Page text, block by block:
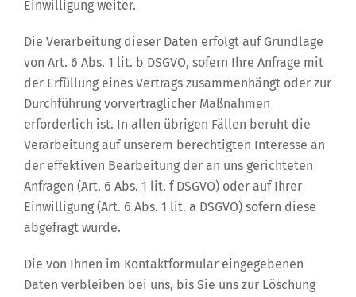
Einwilligung weiter.
Die Verarbeitung dieser Daten erfolgt auf Grundlage
von Art. 6 Abs. 1 lit. b DSGVO, sofern Ihre Anfrage mit
der Erfüllung eines Vertrags zusammenhängt oder zur
Durchführung vorvertraglicher Maßnahmen
erforderlich ist. In allen übrigen Fällen beruht die
Verarbeitung auf unserem berechtigten Interesse an
der effektiven Bearbeitung der an uns gerichteten
Anfragen (Art. 6 Abs. 1 lit. f DSGVO) oder auf Ihrer
Einwilligung (Art. 6 Abs. 1 lit. a DSGVO) sofern diese
abgefragt wurde.
Die von Ihnen im Kontaktformular eingegebenen
Daten verbleiben bei uns, bis Sie uns zur Löschung